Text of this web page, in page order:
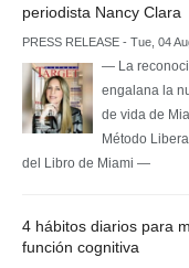
periodista Nancy Clara
PRESS RELEASE - Tue, 04
— La
engalana la
de vida de
Método
del Libro de Miami —
4 hábitos diarios para
función cognitiva